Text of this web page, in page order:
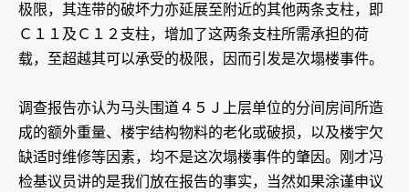
极限，其连带的破坏力亦延展至附近的其他两条支柱，即
Ｃ１１及Ｃ１２支柱，增加了这两条支柱所需承担的荷
载，至超越其可以承受的极限，因而引发是次塌楼事件。
调查报告亦认为马头围道４５Ｊ上层单位的分间房间所造
成的额外重量、楼宇结构物料的老化或破损，以及楼宇欠
缺适时维修等因素，均不是这次塌楼事件的肇因。刚才冯
检基议员讲的是我们放在报告的事实，当然如果涂谨申议